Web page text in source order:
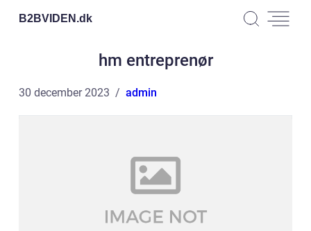
B2BVIDEN.dk
hm entreprenør
30 december 2023 admin